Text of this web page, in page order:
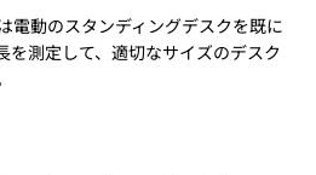
電動のスタンディングデスクを既に
を測定して、適切なサイズのデスク